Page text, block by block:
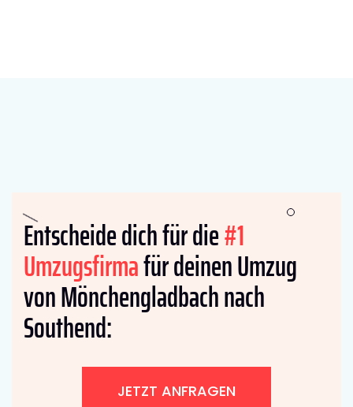
Entscheide dich für die#1
Umzugsfirmafür deinen Umzug
von Mönchengladbach nach
Southend:
JETZT ANFRAGEN